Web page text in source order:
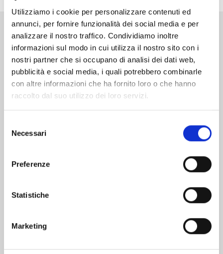
Utilizziamo i cookie per personalizzare contenuti ed
annunci, per fornire funzionalità dei social media e per
analizzare il nostro traffico. Condividiamo inoltre
informazioni sul modo in cui utilizza il nostro sito con i
nostri partner che si occupano di analisi dei dati web,
pubblicità e social media, i quali potrebbero combinarle
con altre informazioni che ha fornito loro o che hanno
raccolto dal suo utilizzo dei loro servizi.
delNecessari
Preferenze
Statistiche
Marketing
Altri volumi della serie
06/10/2026